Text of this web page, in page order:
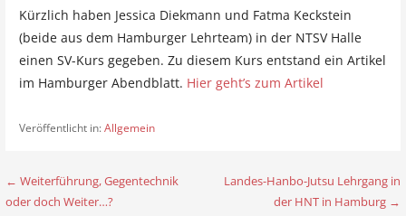
Kürzlich haben Jessica Diekmann und Fatma Keckstein
(beide aus dem Hamburger Lehrteam) in der NTSV Halle
einen SV-Kurs gegeben. Zu diesem Kurs entstand ein Artikel
im Hamburger Abendblatt. Hier geht’s zum Artikel
Veröffentlicht in:Allgemein
B
← Weiterführung, Gegentechnik
oder doch Weiter…?
Landes-Hanbo-Jutsu Lehrgang in
der HNT in Hamburg →